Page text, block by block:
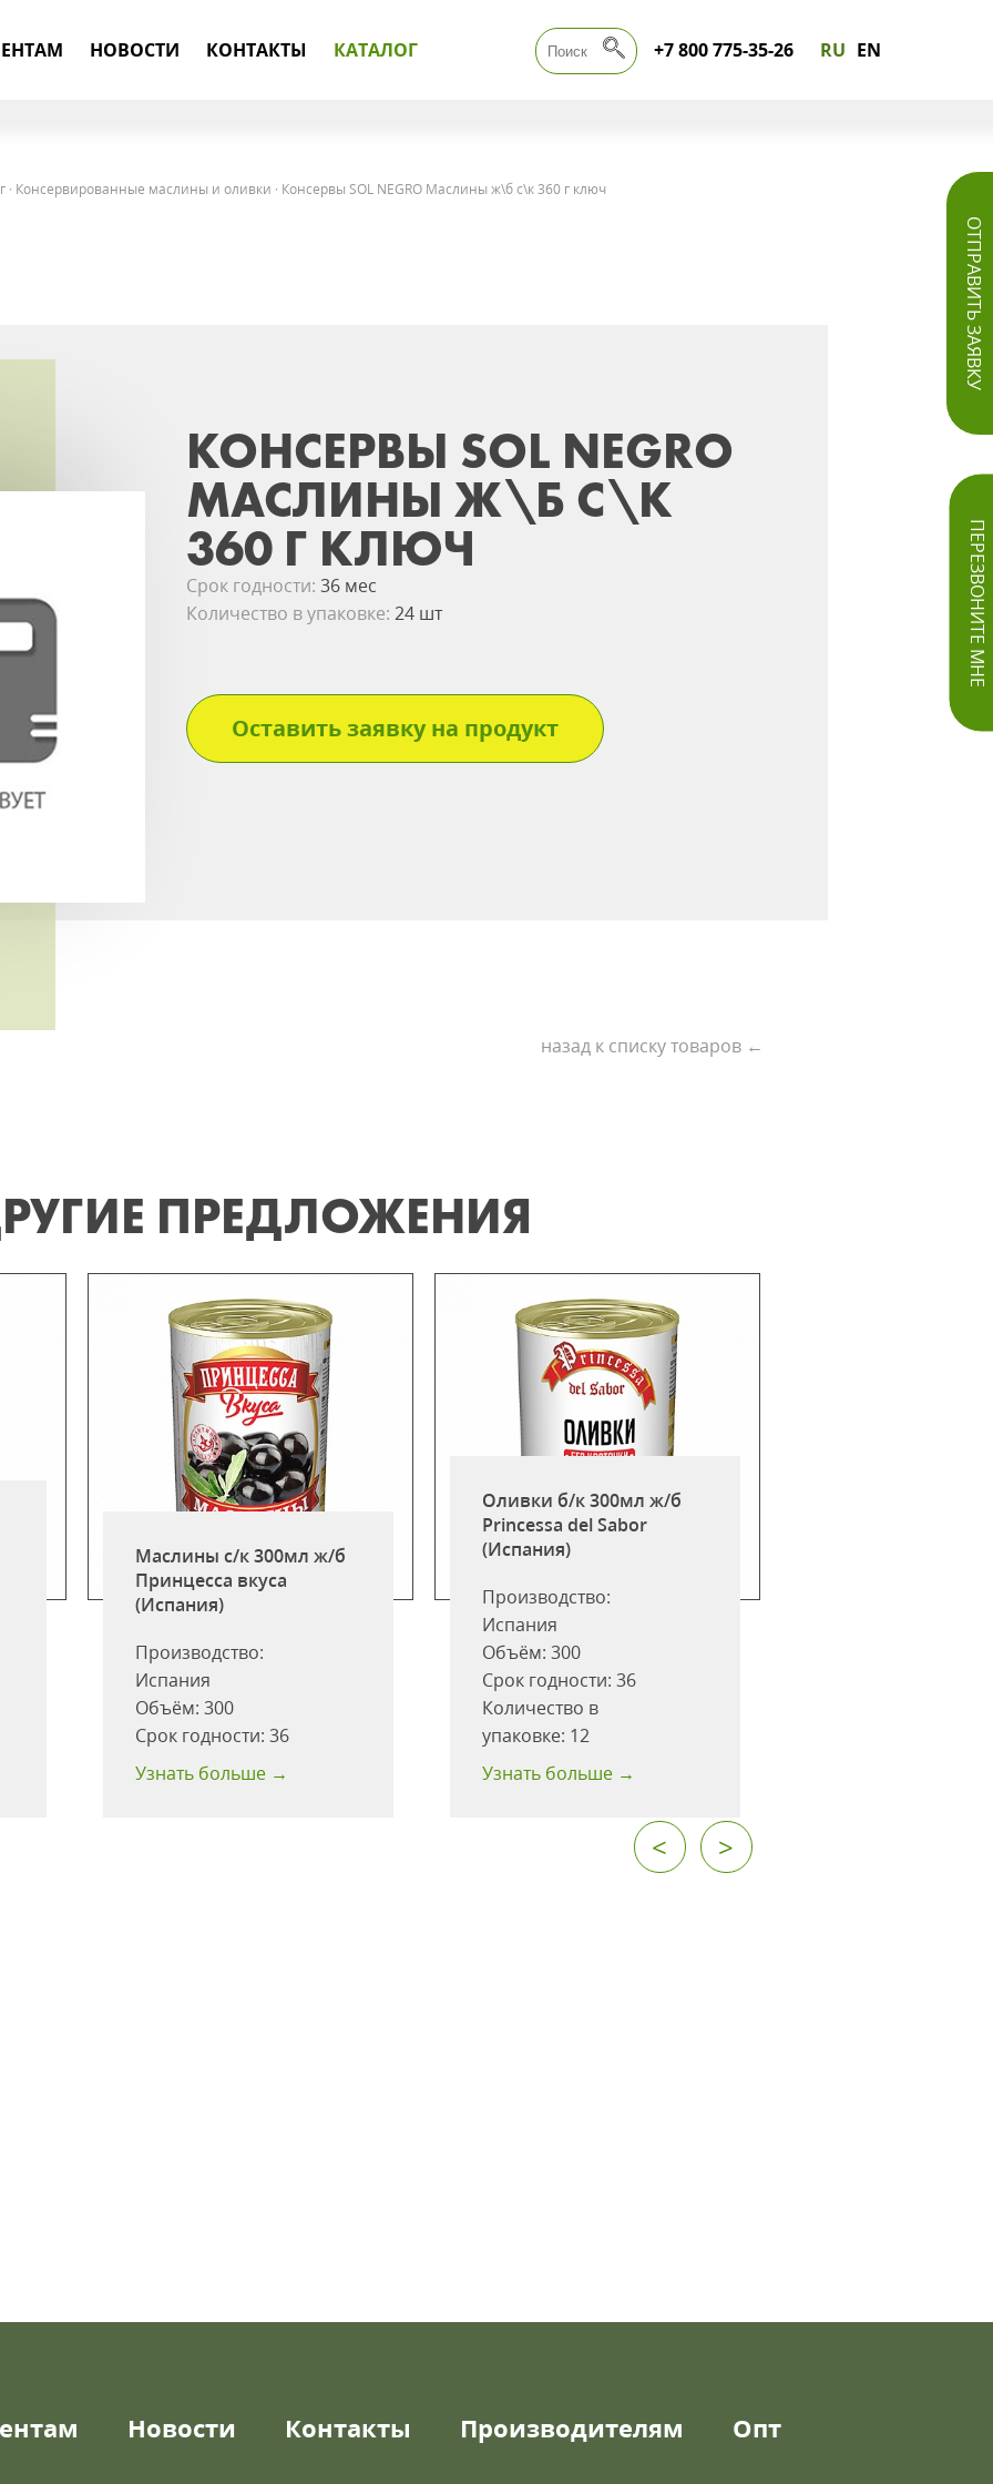
НОВОСТИ КОНТАКТЫ КАТАЛОГ +7 800 775-35-26 RU EN
ОТПРАВИТЬ ЗАЯВКУ
ПЕРЕЗВОНИТЕ МНЕ
· Консервированные маслины и оливки · Консервы SOL NEGRO Маслины ж\б с\к 360 г ключ
КОНСЕРВЫ SOL NEGRO
МАСЛИНЫ Ж\Б С\К
360 Г КЛЮЧ
Срок годности:36 мес
Количество в упаковке:24 шт
Оставить заявку на продукт
назад к списку товаров ←
ПРЕДЛОЖЕНИЯ
Маслины с/к 300мл ж/б
Принцесса вкуса
(Испания)
Производство:
Испания
Объём:300
Срок годности:36
Узнать больше →
Оливки б/к 300мл ж/б
Princessa del Sabor
(Испания)
Производство:
Испания
Объём:300
Срок годности:36
Количество в
упаковке: 12
Узнать больше →
< >
Новости Контакты Производителям Опт